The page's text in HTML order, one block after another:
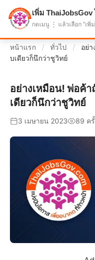
แบ่งปันโอกาส เพื่ออน
หน้าแรก / ทั่วไป /
อย่
บเดียวก็นึกว่าชูวิทย์
อย่างเหมือน! พ่อค้
เดียวก็นึกว่าชูวิทย์
3 เมษายน 2023 89 ค
เพิ่ม
กดเมนู ⋮ แล้วเลือก "เพิ่